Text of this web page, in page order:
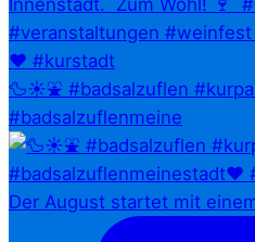
🦆☀️⛲ #badsalzuflen
#badsalzuflenmeine
Der August startet mit